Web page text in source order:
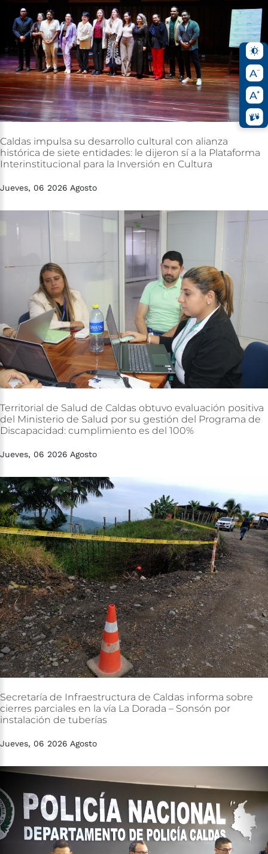
Caldas impulsa su desarrollo cultural con alianza
histórica de siete entidades: le dijeron sí a la Plataforma
Interinstitucional para la Inversión en Cultura
Jueves, 06 2026 Agosto
Territorial de Salud de Caldas obtuvo evaluación positiva
del Ministerio de Salud por su gestión del Programa de
Discapacidad: cumplimiento es del 100%
Jueves, 06 2026 Agosto
Secretaría de Infraestructura de Caldas informa sobre
cierres parciales en la vía La Dorada – Sonsón por
instalación de tuberías
Jueves, 06 2026 Agosto